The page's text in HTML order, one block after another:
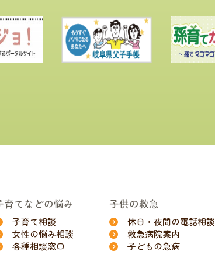
育てなどの悩み
子育て相談
女性の悩み相談
各種相談窓口
子供の救急
休日・夜間の電話相談
救急病院案内
子どもの急病